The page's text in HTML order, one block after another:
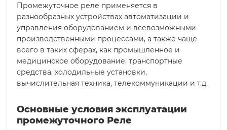
Промежуточное реле применяется в
разнообразных устройствах автоматизации и
управления оборудованием и всевозможными
производственными процессами, а также чаще
всего в таких сферах, как промышленное и
медицинское оборудование, транспортные
средства, холодильные установки,
вычислительная техника, телекоммуникации и т.д.
Основные условия эксплуатации
промежуточного Реле